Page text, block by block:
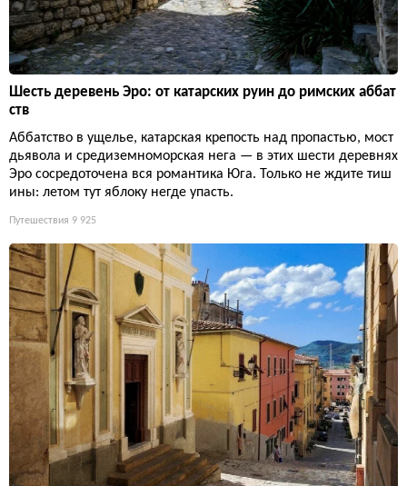
Шесть деревень Эро: от катарских руин до римских аббат
ств
Аббатство в ущелье, катарская крепость над пропастью, мост
дьявола и средиземноморская нега — в этих шести деревнях
Эро сосредоточена вся романтика Юга. Только не ждите тиш
ины: летом тут яблоку негде упасть.
Путешествия 9 925